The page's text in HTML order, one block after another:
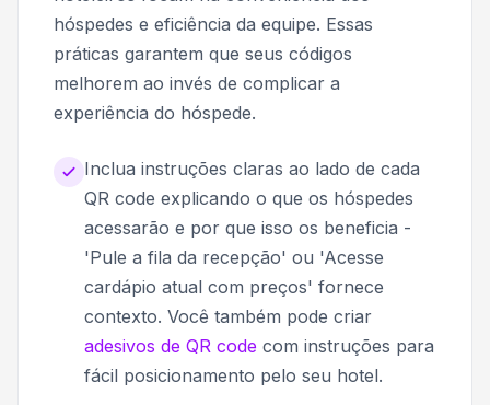
hóspedes e eficiência da equipe. Essas
práticas garantem que seus códigos
melhorem ao invés de complicar a
experiência do hóspede.
Inclua instruções claras ao lado de cada
QR code explicando o que os hóspedes
acessarão e por que isso os beneficia -
'Pule a fila da recepção' ou 'Acesse
cardápio atual com preços' fornece
contexto. Você também pode criar
adesivos de QR code com instruções para
fácil posicionamento pelo seu hotel.